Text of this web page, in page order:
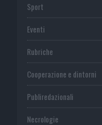
Sport
Eventi
Rubriche
Cooperazione e dintorni
Publiredazionali
Necrologie